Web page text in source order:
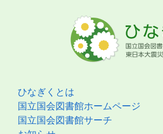
ひなぎくとは
国立国会図書館ホームページ
国立国会図書館サーチ